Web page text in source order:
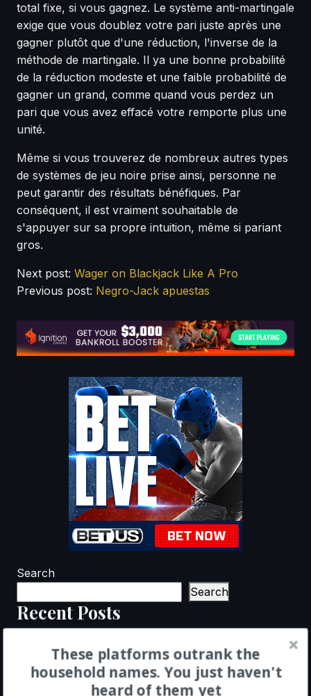
total fixe, si vous gagnez. Le système anti-martingale
exige que vous doublez votre pari juste après une
gagner plutôt que d'une réduction, l'inverse de la
méthode de martingale. Il ya une bonne probabilité
de la réduction modeste et une faible probabilité de
gagner un grand, comme quand vous perdez un
pari que vous avez effacé votre remporte plus une
unité.
Même si vous trouverez de nombreux autres types
de systèmes de jeu noire prise ainsi, personne ne
peut garantir des résultats bénéfiques. Par
conséquent, il est vraiment souhaitable de
s'appuyer sur sa propre intuition, même si pariant
gros.
Next post: Wager on Blackjack Like A Pro
Previous post: Negro-Jack apuestas
Search
Search
Recent Posts
Complete Guide)
Basic Blackjack Rules: How to Play Blackjack
for Beginners
These platforms outrank the
household names. You just haven't
heard of them yet